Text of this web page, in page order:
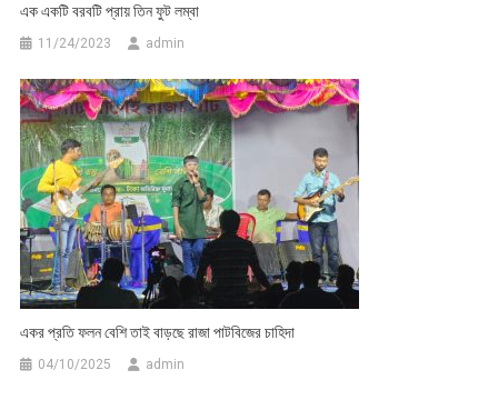
এক একটি বরবটি প্রায় তিন ফুট লম্বা
11/24/2023 admin
একর প্রতি ফলন বেশি তাই বাড়ছে রাজা পাটবিজের চাহিদা
04/10/2025 admin